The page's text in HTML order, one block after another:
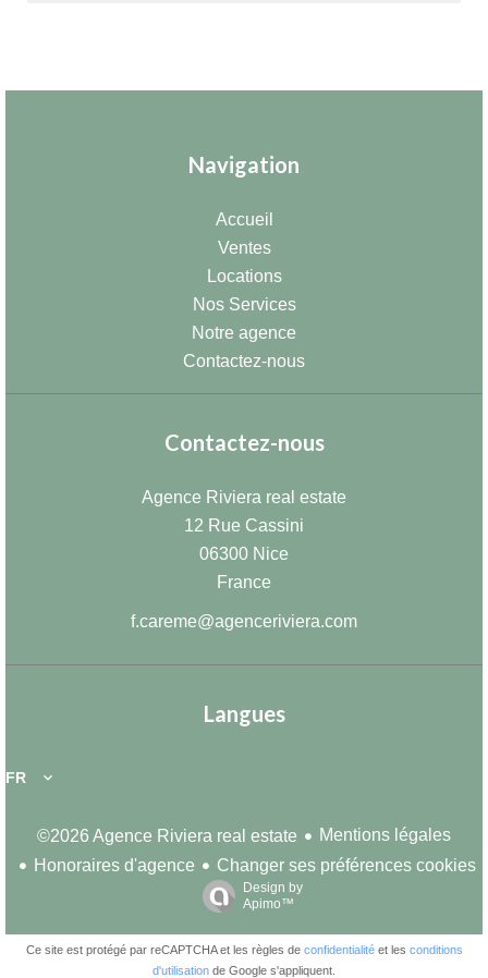
Navigation
Accueil
Ventes
Locations
Nos Services
Notre agence
Contactez-nous
Contactez-nous
Agence Riviera real estate
12 Rue Cassini
06300 Nice
France
f.careme@agenceriviera.com
Langues
FR
©2026 Agence Riviera real estate
Mentions légales
Honoraires d'agence
Changer ses préférences cookies
Design by
Apimo™
Ce site est protégé par reCAPTCHA et les règles de confidentialitéet les conditions
d'utilisation de Google s'appliquent.